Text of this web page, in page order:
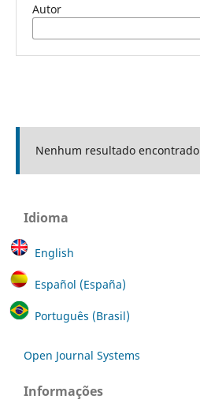
Autor
Nenhum resultado encontrado
Idioma
English
Español (España)
Português (Brasil)
Open Journal Systems
Informações